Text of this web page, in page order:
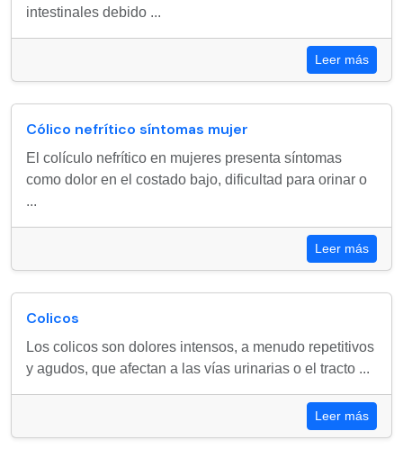
intestinales debido ...
Leer más
Cólico nefrítico síntomas mujer
El colículo nefrítico en mujeres presenta síntomas
como dolor en el costado bajo, dificultad para orinar o
...
Leer más
Colicos
Los colicos son dolores intensos, a menudo repetitivos
y agudos, que afectan a las vías urinarias o el tracto ...
Leer más